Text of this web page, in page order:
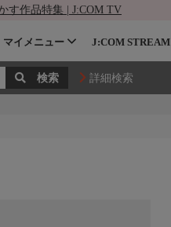
す作品特集 | J:COM TV
マイメニュー J:COM STREAM
詳細検索